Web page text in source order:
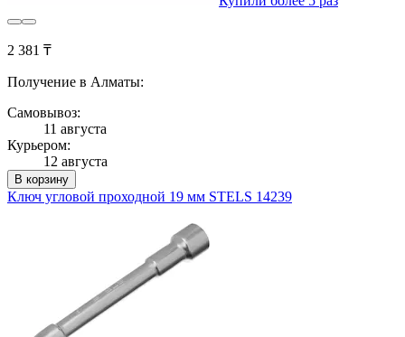
2 381 ₸
Получение в Алматы:
Самовывоз:
11 августа
Курьером:
12 августа
В корзину
Ключ угловой проходной 19 мм STELS 14239